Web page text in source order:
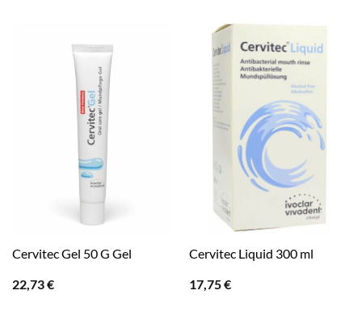
Cervitec Gel 50 G Gel
22,73€
Cervitec Liquid 300 ml
17,75€